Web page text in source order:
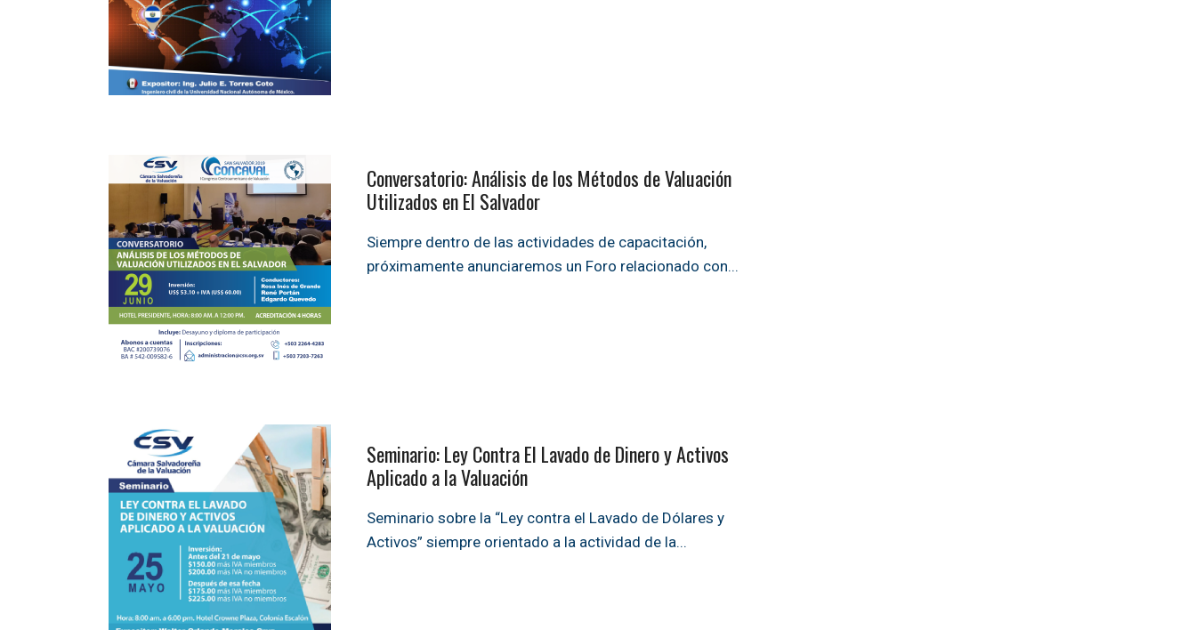
Conversatorio: Análisis de los Métodos de Valuación
Utilizados en El Salvador
Siempre dentro de las actividades de capacitación,
próximamente anunciaremos un Foro relacionado con...
Seminario: Ley Contra El Lavado de Dinero y Activos
Aplicado a la Valuación
Seminario sobre la “Ley contra el Lavado de Dólares y
Activos” siempre orientado a la actividad de la...